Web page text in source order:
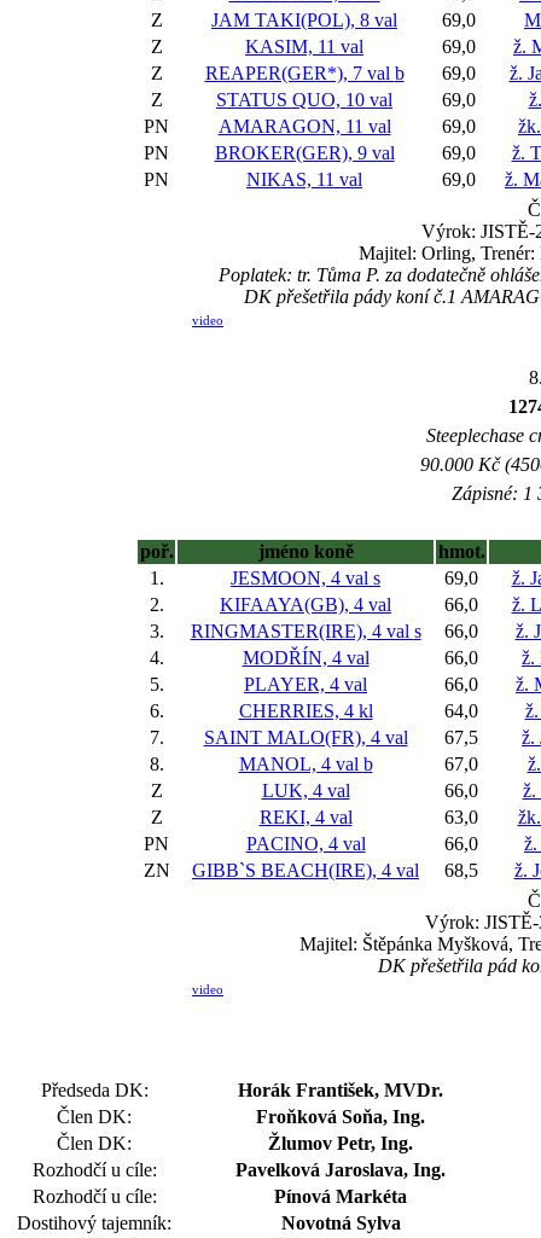
Z
JAM TAKI(POL), 8 val 69,0
Z
KASIM, 11 val 69,0
ž.
Z
REAPER(GER*), 7 val b 69,0
ž.
Z
STATUS QUO, 10 val 69,0
PN
AMARAGON, 11 val 69,0
PN
BROKER(GER), 9 val 69,0
ž.
PN
NIKAS, 11 val 69,0
ž.
Výrok: JISTĚ-
Majitel: Orling, Trenér:
Poplatek: tr. Tůma P. za dodatečně
DK přešetřila pády koní č.1
video
Steeplechase
90.000 Kč
Zápisné: 1
poř. jméno koně
hmot.
1.
JESMOON, 4 val s 69,0
ž.
2.
KIFAAYA(GB), 4 val 66,0
ž.
3.
RINGMASTER(IRE), 4 val s 66,0
ž.
4.
MODŘÍN, 4 val 66,0
ž.
5.
PLAYER, 4 val 66,0
ž.
6.
CHERRIES, 4 kl 64,0
7.
SAINT MALO(FR), 4 val 67,5
ž.
8.
MANOL, 4 val b 67,0
Z
LUK, 4 val 66,0
ž.
Z
REKI, 4 val 63,0
PN
PACINO, 4 val 66,0
ž.
ZN
GIBB`S BEACH(IRE), 4 val 68,5
ž.
Výrok: JISTĚ-
Majitel: Štěpánka Myšková,
DK přešetřila pád
video
Předseda DK:
Horák František, MVDr.
Člen DK:
Froňková Soňa, Ing.
Člen DK:
Žlumov Petr, Ing.
Rozhodčí u cíle:
Pavelková Jaroslava, Ing.
Rozhodčí u cíle:
Pínová Markéta
Dostihový tajemník:
Novotná Sylva